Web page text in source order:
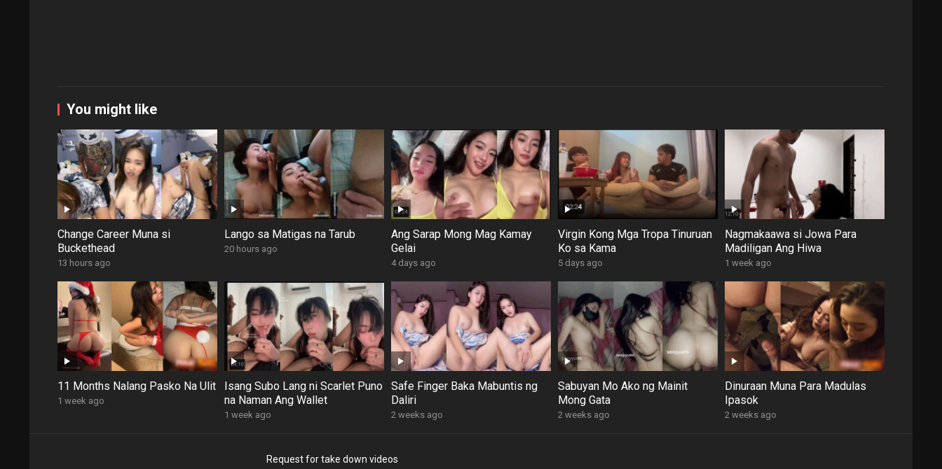
You might like
Change Career Muna si
Buckethead
13 hours ago
Lango sa Matigas na Tarub
20 hours ago
Ang Sarap Mong Mag Kamay
Gelai
4 days ago
Virgin Kong Mga Tropa Tinuruan
Ko sa Kama
5 days ago
Nagmakaawa si Jowa Para
Madiligan Ang Hiwa
1 week ago
11 Months Nalang Pasko Na Ulit
1 week ago
Isang Subo Lang ni Scarlet Puno
na Naman Ang Wallet
1 week ago
Safe Finger Baka Mabuntis ng
Daliri
2 weeks ago
Sabuyan Mo Ako ng Mainit
Mong Gata
2 weeks ago
Dinuraan Muna Para Madulas
Ipasok
2 weeks ago
Request for take down videos